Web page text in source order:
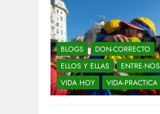
BLOGS
DON-CORRECTO
ELLOS Y ELLAS
ENTRE-NOS
VIDA HOY
VIDA-PRACTICA